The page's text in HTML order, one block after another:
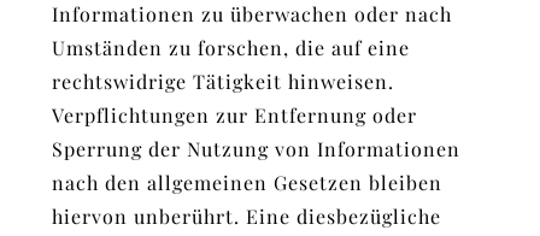
Informationen zu überwachen oder nach
Umständen zu forschen, die auf eine
rechtswidrige Tätigkeit hinweisen.
Verpflichtungen zur Entfernung oder
Sperrung der Nutzung von Informationen
nach den allgemeinen Gesetzen bleiben
hiervon unberührt. Eine diesbezügliche